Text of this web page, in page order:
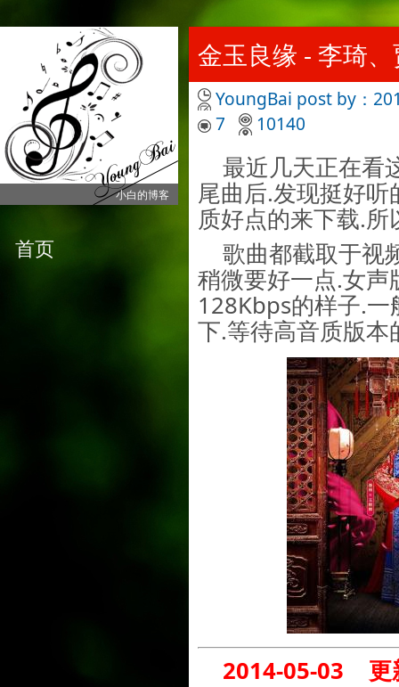
小白的博客
首页
金玉良缘 - 李琦
YoungBai post by：
7
10140
最近几天正在看
尾曲后.发现挺好
质好点的来下载.
歌曲都截取于视
稍微要好一点.女
128Kbps的样子.
下.等待高音质版本
2014-05-03 更